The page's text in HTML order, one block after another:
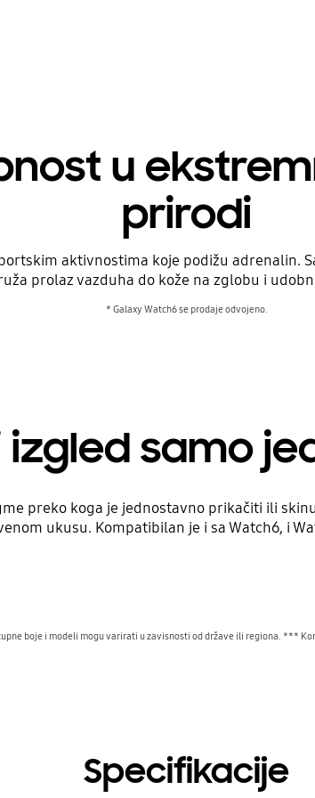
u
prirodi
aktivnostima koje podižu adrenalin.
prolaz vazduha do kože na zglobu i
* Galaxy Watch6 se prodaje odvojeno.
izgled samo
preko koga je jednostavno prikačiti ili
ukusu. Kompatibilan je i sa Watch6, i
boje i modeli mogu varirati u zavisnosti od države ili regiona. ***
Specifikacije